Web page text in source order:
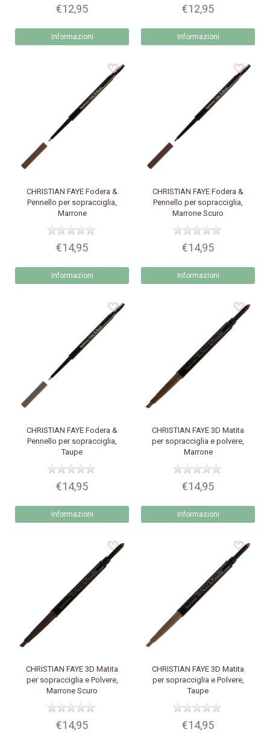
€12,95
Informazioni
€12,95
Informazioni
CHRISTIAN FAYE Fodera &
Pennello per sopracciglia,
Marrone
€14,95
Informazioni
CHRISTIAN FAYE Fodera &
Pennello per sopracciglia,
Marrone Scuro
€14,95
Informazioni
CHRISTIAN FAYE Fodera &
Pennello per sopracciglia,
Taupe
€14,95
Informazioni
CHRISTIAN FAYE 3D Matita
per sopracciglia e polvere,
Marrone
€14,95
Informazioni
CHRISTIAN FAYE 3D Matita
per sopracciglia e Polvere,
Marrone Scuro
€14,95
CHRISTIAN FAYE 3D Matita
per sopracciglia e Polvere,
Taupe
€14,95